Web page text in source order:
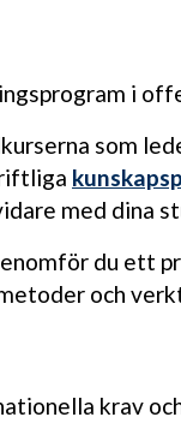
i
som
med dina
du ett
och
krav